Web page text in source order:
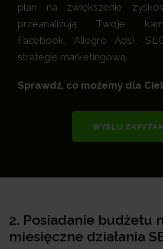
plan na zwiększenie
przeanalizują Twoje
Facebook, Allegro Ads),
strategię marketingową.
Sprawdź, co możemy dla
WYŚLIJ
2. Posiadanie budżetu
miesięczne działania